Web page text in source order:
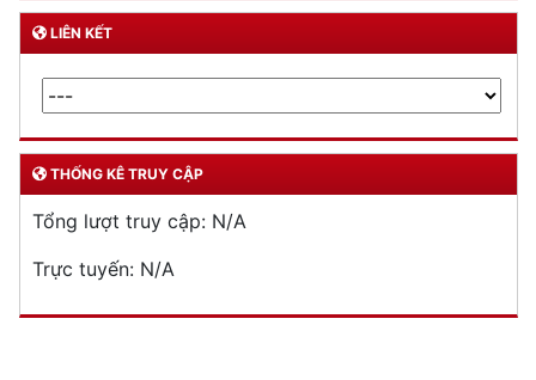
LIÊN KẾT
THỐNG KÊ TRUY CẬP
Tổng lượt truy cập: N/A
Trực tuyến: N/A